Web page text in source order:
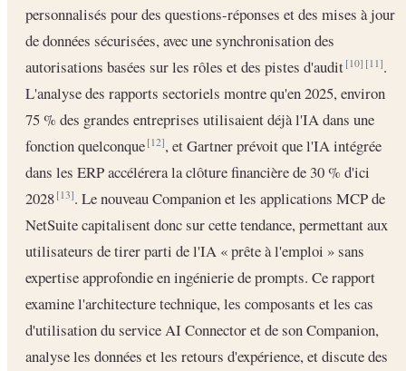
personnalisés pour des questions-réponses et des mises à jour
de données sécurisées, avec une synchronisation des
autorisations basées sur les rôles et des pistes d'audit[10] [11].
L'analyse des rapports sectoriels montre qu'en 2025, environ
75 % des grandes entreprises utilisaient déjà l'IA dans une
fonction quelconque[12], et Gartner prévoit que l'IA intégrée
dans les ERP accélérera la clôture financière de 30 % d'ici
2028[13]. Le nouveau Companion et les applications MCP de
NetSuite capitalisent donc sur cette tendance, permettant aux
utilisateurs de tirer parti de l'IA « prête à l'emploi » sans
expertise approfondie en ingénierie de prompts. Ce rapport
examine l'architecture technique, les composants et les cas
d'utilisation du service AI Connector et de son Companion,
analyse les données et les retours d'expérience, et discute des